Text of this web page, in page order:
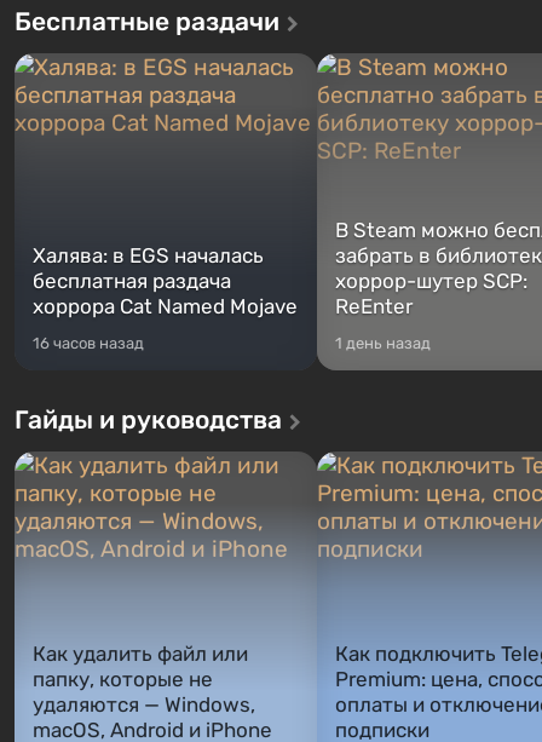
Бесплатные раздачи
Халява: в EGS началась
бесплатная раздача
хоррора Cat Named Mojave
16 часов назад
В Steam можно
забрать в
хоррор-шутер SCP:
ReEnter
1 день назад
Гайды и руководства
Как удалить файл или
папку, которые не
удаляются — Windows,
macOS, Android и iPhone
Как подключить
Premium: цена,
оплаты и
подписки